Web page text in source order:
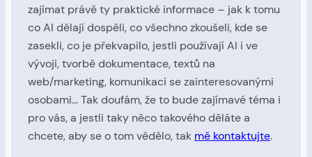
zajímat právě ty praktické informace – jak k tomu
co AI dělají dospěli, co všechno zkoušeli, kde se
zasekli, co je překvapilo, jestli používají AI i ve
vývoji, tvorbě dokumentace, textů na
web/marketing, komunikaci se zainteresovanými
osobami… Tak doufám, že to bude zajímavé téma i
pro vás, a jestli taky něco takového děláte a
chcete, aby se o tom vědělo, tak mě kontaktujte.